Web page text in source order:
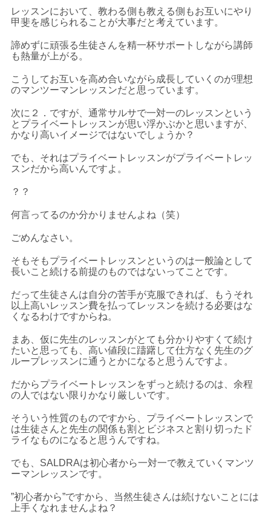
レッスンにおいて、教わる側も教える側もお互いにやり
甲斐を感じられることが大事だと考えています。
諦めずに頑張る生徒さんを精一杯サポートしながら講師
も熱量が上がる。
こうしてお互いを高め合いながら成長していくのが理想
のマンツーマンレッスンだと思っています。
次に２．ですが、通常サルサで一対一のレッスンという
とプライベートレッスンが思い浮かぶかと思いますが、
かなり高いイメージではないでしょうか？
でも、それはプライベートレッスンがプライベートレッ
スンだから高いんですよ。
？？
何言ってるのか分かりませんよね（笑）
ごめんなさい。
そもそもプライベートレッスンというのは一般論として
長いこと続ける前提のものではないってことです。
だって生徒さんは自分の苦手が克服できれば、もうそれ
以上高いレッスン費を払ってレッスンを続ける必要はな
くなるわけですからね。
まあ、仮に先生のレッスンがとても分かりやすくて続け
たいと思っても、高い値段に躊躇して仕方なく先生のグ
ループレッスンに通うとかになると思うんですよ。
だからプライベートレッスンをずっと続けるのは、余程
の人ではない限りかなり厳しいです。
そういう性質のものですから、プライベートレッスンで
は生徒さんと先生の関係も割とビジネスと割り切ったド
ライなものになると思うんですね。
でも、SALDRAは初心者から一対一で教えていくマンツ
ーマンレッスンです。
”初心者から”ですから、当然生徒さんは続けないことには
上手くなれませんよね？